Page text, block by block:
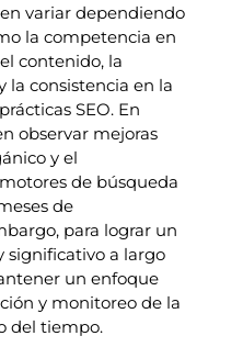
variar dependiendo
la competencia en
contenido, la
la consistencia en la
SEO. En
observar mejoras
y el
de búsqueda
de
para lograr un
significativo a largo
un enfoque
y monitoreo de la
del tiempo.